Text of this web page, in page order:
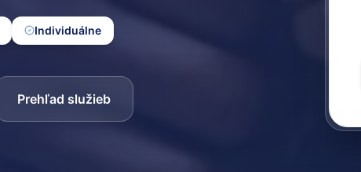
Individuálne
Prehľad služieb